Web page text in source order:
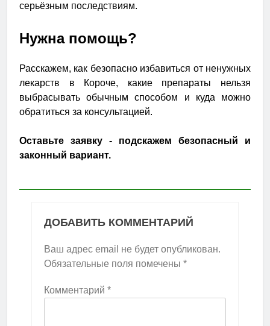
серьёзным последствиям.
Нужна помощь?
Расскажем, как безопасно избавиться от ненужных
лекарств в Короче, какие препараты нельзя
выбрасывать обычным способом и куда можно
обратиться за консультацией.
Оставьте заявку - подскажем безопасный и
законный вариант.
ДОБАВИТЬ КОММЕНТАРИЙ
Ваш адрес email не будет опубликован.
Обязательные поля помечены *
Комментарий *